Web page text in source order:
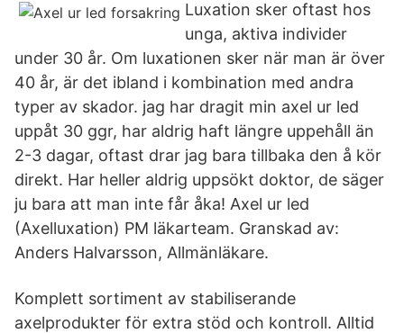
Luxation sker oftast hos
unga, aktiva individer
under 30 år. Om luxationen sker när man är över
40 år, är det ibland i kombination med andra
typer av skador. jag har dragit min axel ur led
uppåt 30 ggr, har aldrig haft längre uppehåll än
2-3 dagar, oftast drar jag bara tillbaka den å kör
direkt. Har heller aldrig uppsökt doktor, de säger
ju bara att man inte får åka! Axel ur led
(Axelluxation) PM läkarteam. Granskad av:
Anders Halvarsson, Allmänläkare.
Komplett sortiment av stabiliserande
axelprodukter för extra stöd och kontroll. Alltid